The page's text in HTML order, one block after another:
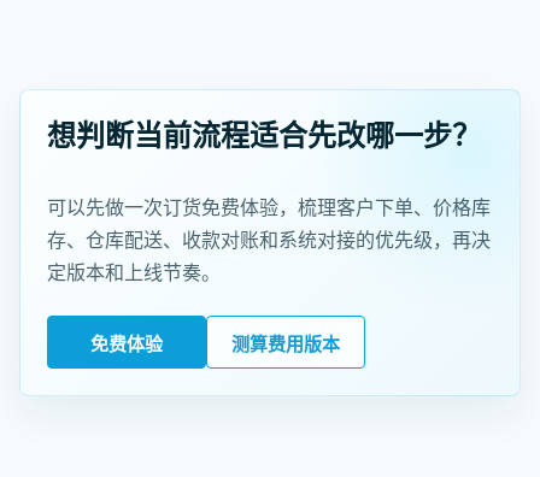
想判断当前流程适合先改哪一步？
可以先做一次订货免费体验，梳理客户下单、价格库
存、仓库配送、收款对账和系统对接的优先级，再决
定版本和上线节奏。
免费体验 测算费用版本